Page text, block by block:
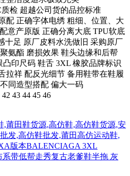
检 超越公司货的品控标准
配 正确字体电绣 粗细、位置、大
意产原版 正确分离大底 TPU软底
十足 原厂皮料水洗做旧 采购原厂
氨酯 磨损效果 鞋头边缘和后帮
凸印尺码 鞋舌 3XL 橡胶品牌标识
拉祥 配反光细节 备用鞋带在鞋履
同造型搭配 偏大一码
43 44 45 46
,莆田鞋货源,高仿鞋,高仿鞋货源,安
发,高仿鞋批发,莆田高仿运动鞋,
版本BALENCIAGA 3XL
系带低帮走秀复古老爹鞋半拖 灰